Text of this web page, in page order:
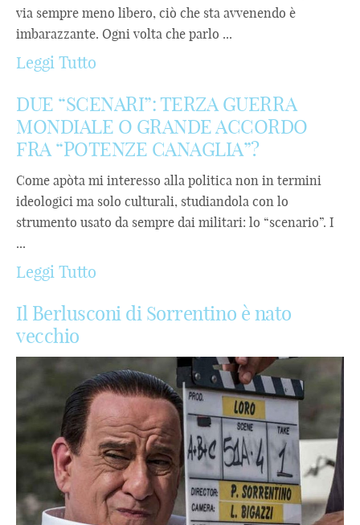
via sempre meno libero, ciò che sta avvenendo è
imbarazzante. Ogni volta che parlo ...
Leggi Tutto
DUE “SCENARI”: TERZA GUERRA
MONDIALE O GRANDE ACCORDO
FRA “POTENZE CANAGLIA”?
Come apòta mi interesso alla politica non in termini
ideologici ma solo culturali, studiandola con lo
strumento usato da sempre dai militari: lo “scenario”. I
...
Leggi Tutto
Il Berlusconi di Sorrentino è nato
vecchio